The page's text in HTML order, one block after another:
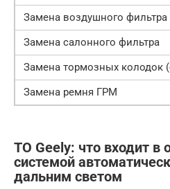
Замена воздушного фильтра
Замена салонного фильтра
Замена тормозных колодок
Замена ремня ГРМ
ТО Geely: что входит в
системой
дальним светом